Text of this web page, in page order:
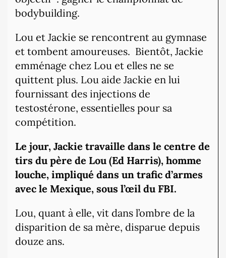
bodybuilding.
Lou et Jackie se rencontrent au gymnase
et tombent amoureuses. Bientôt, Jackie
emménage chez Lou et elles ne se
quittent plus. Lou aide Jackie en lui
fournissant des injections de
testostérone, essentielles pour sa
compétition.
Le jour, Jackie travaille dans le centre de
tirs du père de Lou (Ed Harris), homme
louche, impliqué dans un trafic d’armes
avec le Mexique, sous l’œil du FBI.
Lou, quant à elle, vit dans l’ombre de la
disparition de sa mère, disparue depuis
douze ans.